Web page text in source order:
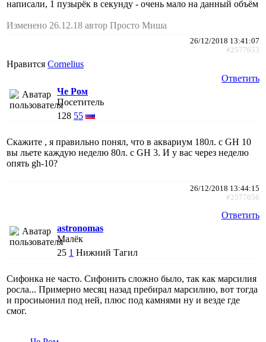
написали, 1 пузырёк в секунду - очень мало на данный объём
Изменено 26.12.18 автор Просто Миша
26/12/2018 13:41:07
#2577653
Нравится Cornelius
Ответить
Че Ром
Посетитель
128 55
Скажите , я правильно понял, что в аквариум 180л. с GH 10
вы льете каждую неделю 80л. с GH 3. И у вас через неделю
опять gh-10?
26/12/2018 13:44:15
#2577656
Ответить
astronomas
Малёк
25 1 Нижний Тагил
Сифонка не часто. Сифонить сложно было, так как марсилия
росла... Примерно месяц назад пребирал марсилию, вот тогда
и просиыонил под ней, плюс под камнями ну и везде где
смог.